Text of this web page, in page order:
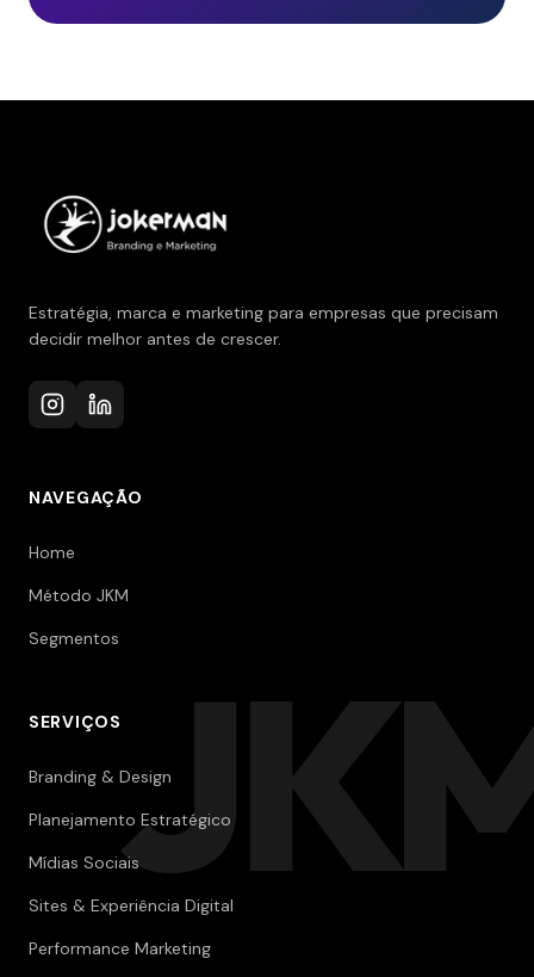
Estratégia, marca e marketing para empresas que precisam
decidir melhor antes de crescer.
NAVEGAÇÃO
Home
Método JKM
Segmentos
SERVIÇOS
Branding & Design
Planejamento Estratégico
Mídias Sociais
Sites & Experiência Digital
Performance Marketing